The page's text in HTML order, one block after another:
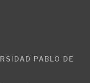
PABLO DE